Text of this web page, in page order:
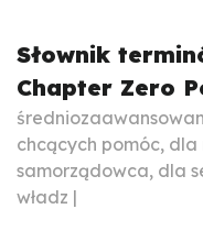
Słownik
Chapter Zero
chcących pomóc,
samorządowca, dla
władz |